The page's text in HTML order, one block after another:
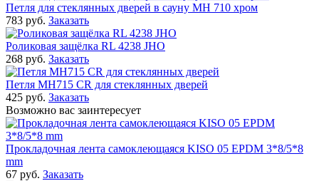
Петля для стеклянных дверей в сауну МН 710 хром
783 руб. Заказать
Роликовая защёлка RL 4238 JHO
268 руб. Заказать
Петля MH715 CR для стеклянных дверей
425 руб. Заказать
Возможно вас заинтересует
Прокладочная лента самоклеющаяся KISO 05 EPDM 3*8/5*8
mm
67 руб. Заказать